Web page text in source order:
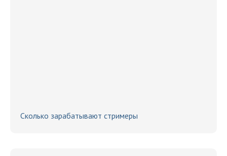
Сколько зарабатывают стримеры